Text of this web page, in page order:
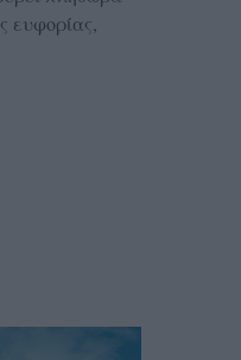
ευφορίας,